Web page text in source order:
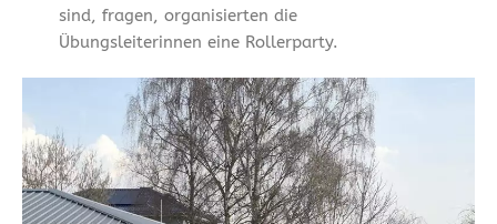
sind, fragen, organisierten die
Übungsleiterinnen eine Rollerparty.